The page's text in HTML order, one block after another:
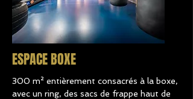
ESPACE BOXE
300 m² entièrement consacrés à la boxe,
avec un ring, des sacs de frappe haut de